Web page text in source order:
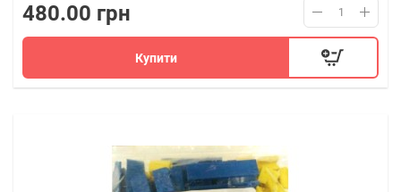
480.00 грн
Купити